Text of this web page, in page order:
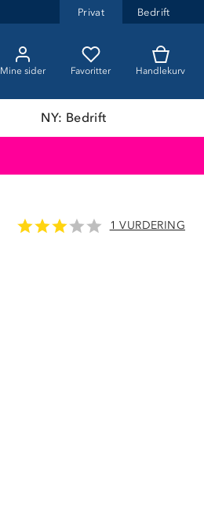
Privat Bedrift
Mine sider Favoritter Handlekurv
NY: Bedrift
1 VURDERING